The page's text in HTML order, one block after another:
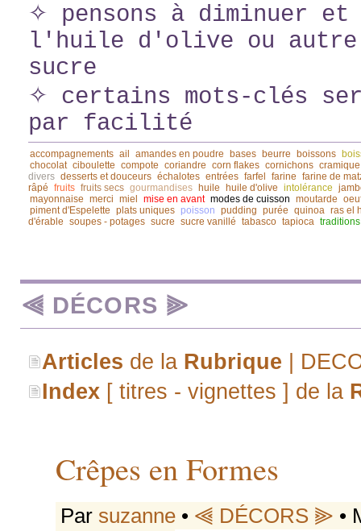
✧ pensons à diminuer
l'huile d'olive ou autre
sucre
✧ certains mots-clés
par facilité
accompagnements ail amandes en poudre bases beurre boissons
chocolat ciboulette compote coriandre corn flakes cornichons cramique
divers desserts et douceurs échalotes entrées farfel farine farine de
râpé fruits fruits secs gourmandises huile huile d'olive intolérance
mayonnaise merci miel mise en avant modes de cuisson moutarde
piment d'Espelette plats uniques poisson pudding purée quinoa ras el
d'érable soupes - potages sucre sucre vanillé tabasco tapioca traditions
⫷ DÉCORS ⫸
Articles de la Rubrique |
Index [ titres - vignettes ] de la
Crêpes en Formes
Par suzanne • ⫷ DÉCORS ⫸ •